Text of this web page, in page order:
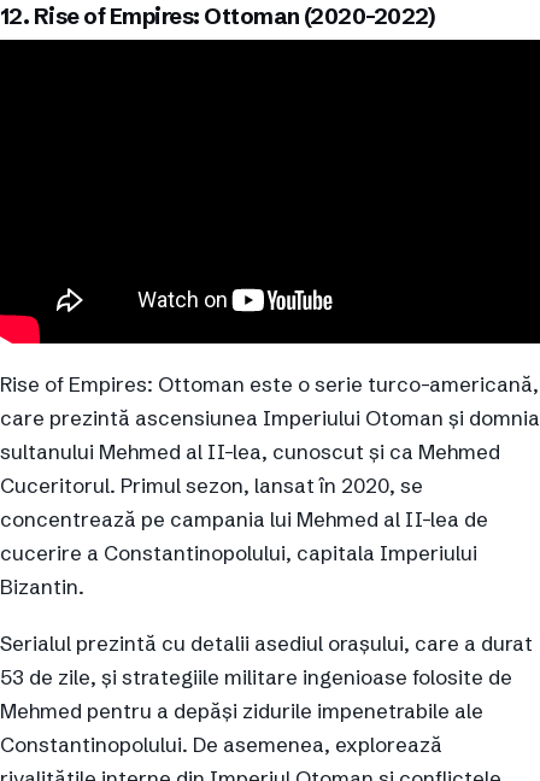
12. Rise of Empires: Ottoman (2020-2022)
Rise of Empires: Ottoman este o serie turco-americană,
care prezintă ascensiunea Imperiului Otoman și domnia
sultanului Mehmed al II-lea, cunoscut și ca Mehmed
Cuceritorul. Primul sezon, lansat în 2020, se
concentrează pe campania lui Mehmed al II-lea de
cucerire a Constantinopolului, capitala Imperiului
Bizantin.
Serialul prezintă cu detalii asediul orașului, care a durat
53 de zile, și strategiile militare ingenioase folosite de
Mehmed pentru a depăși zidurile impenetrabile ale
Constantinopolului. De asemenea, explorează